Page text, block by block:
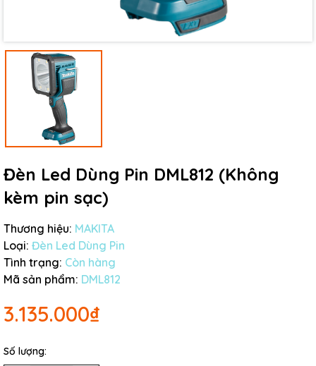
Đèn Led Dùng Pin DML812 (Không
kèm pin sạc)
Thương hiệu: MAKITA
Loại: Đèn Led Dùng Pin
Tình trạng: Còn hàng
Mã sản phẩm: DML812
3.135.000₫
Số lượng:
Ngày hết hạn:
Điều kiện: